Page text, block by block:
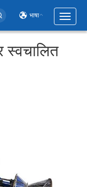
भाषा
Toggle
स्वचालित